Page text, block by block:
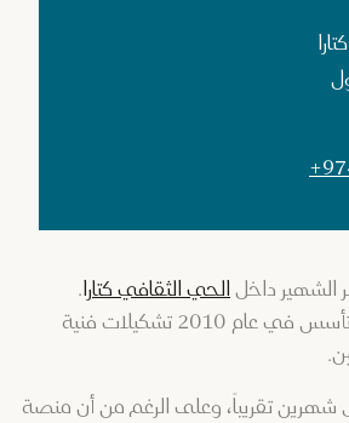
الشهير داخل الحي الثقافي كتارا.
ويعرض الجاليري الذي تأسس في عام 2010 تشكيلات فنية
شهرين تقريباً، وعلى الرغم من أن منصة